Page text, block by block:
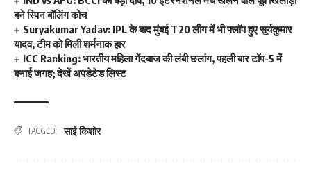
बने स्पिन बॉलिंग कोच
Suryakumar Yadav: IPL के बाद मुंबई T20 लीग में भी फ्लॉप हुए सूर्यकुमार
यादव, टीम को मिली शर्मनाक हार
ICC Ranking: भारतीय महिला गेंदबाज की लंबी छलांग, पहली बार टॉप-5 में
बनाई जगह; देखें अपडेटेड लिस्ट
TAGGED: साई किशोर